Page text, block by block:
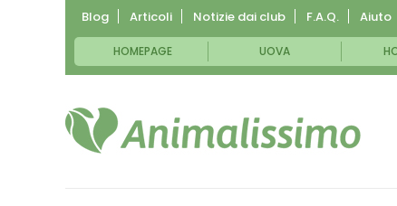
Blog Articoli Notizie dai club F.A.Q. Aiuto
HOMEPAGE UOVA